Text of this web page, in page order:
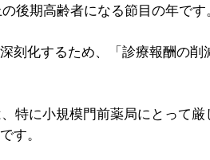
後期高齢者になる節目の年です
刻化するため、「診療報酬の
特に小規模門前薬局にとって
す。